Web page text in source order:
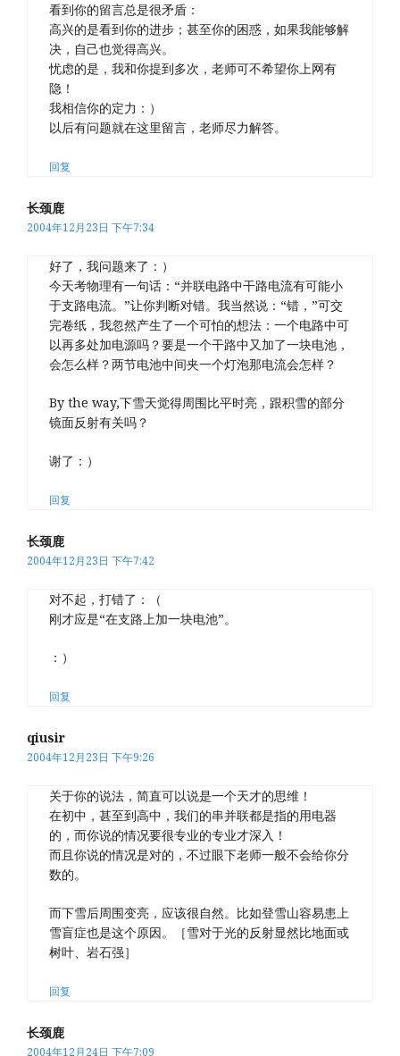
看到你的留言总是很矛盾：
高兴的是看到你的进步；甚至你的困惑，如果我能够解
决，自己也觉得高兴。
忧虑的是，我和你提到多次，老师可不希望你上网有
隐！
我相信你的定力：）
以后有问题就在这里留言，老师尽力解答。
回复
长颈鹿
2004年12月23日 下午7:34
好了，我问题来了：）
今天考物理有一句话：“并联电路中干路电流有可能小
于支路电流。”让你判断对错。我当然说：“错，”可交
完卷纸，我忽然产生了一个可怕的想法：一个电路中可
以再多处加电源吗？要是一个干路中又加了一块电池，
会怎么样？两节电池中间夹一个灯泡那电流会怎样？
By the way,下雪天觉得周围比平时亮，跟积雪的部分
镜面反射有关吗？
谢了：）
回复
长颈鹿
2004年12月23日 下午7:42
对不起，打错了：（
刚才应是“在支路上加一块电池”。
：）
回复
qiusir
2004年12月23日 下午9:26
关于你的说法，简直可以说是一个天才的思维！
在初中，甚至到高中，我们的串并联都是指的用电器
的，而你说的情况要很专业的专业才深入！
而且你说的情况是对的，不过眼下老师一般不会给你分
数的。
而下雪后周围变亮，应该很自然。比如登雪山容易患上
雪盲症也是这个原因。［雪对于光的反射显然比地面或
树叶、岩石强］
回复
长颈鹿
2004年12月24日 下午7:09